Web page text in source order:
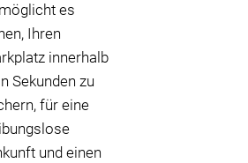
es
Ihren
innerhalb
Sekunden zu
für eine
und einen